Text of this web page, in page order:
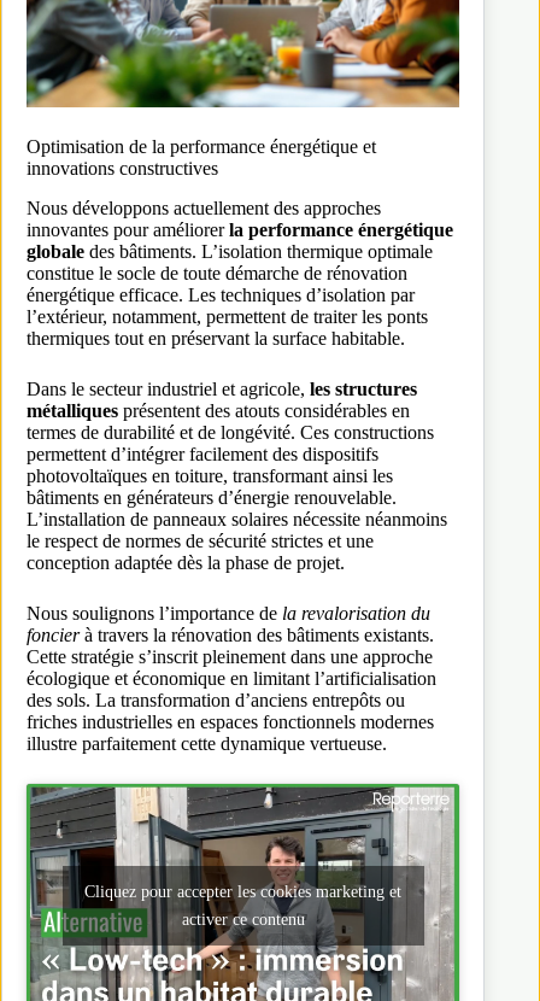
Optimisation de la performance énergétique et
innovations constructives
Nous développons actuellement des approches
innovantes pour améliorerla performance énergétique
globale des bâtiments. L’isolation thermique optimale
constitue le socle de toute démarche de rénovation
énergétique efficace. Les techniques d’isolation par
l’extérieur, notamment, permettent de traiter les ponts
thermiques tout en préservant la surface habitable.
Dans le secteur industriel et agricole, les structures
métalliques présentent des atouts considérables en
termes de durabilité et de longévité. Ces constructions
permettent d’intégrer facilement des dispositifs
photovoltaïques en toiture, transformant ainsi les
bâtiments en générateurs d’énergie renouvelable.
L’installation de panneaux solaires nécessite néanmoins
le respect de normes de sécurité strictes et une
conception adaptée dès la phase de projet.
Nous soulignons l’importance de la revalorisation du
foncierà travers la rénovation des bâtiments existants.
Cette stratégie s’inscrit pleinement dans une approche
écologique et économique en limitant l’artificialisation
des sols. La transformation d’anciens entrepôts ou
friches industrielles en espaces fonctionnels modernes
illustre parfaitement cette dynamique vertueuse.
Cliquez pour accepter les cookies marketing et
activer ce contenu